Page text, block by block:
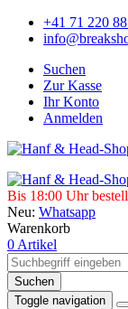
+41 71 220
Suchen
Zur Kasse
Ihr Konto
Anmelden
Bis 18:00 Uhr
Neu: Whatsapp
Warenkorb
0 Artikel
Suchen
Toggle navigation